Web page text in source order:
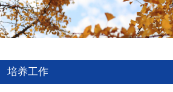
培养工作